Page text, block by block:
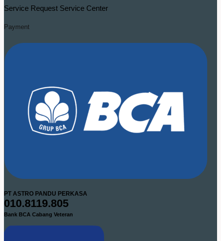
Service Request Service Center
Payment
PT ASTRO PANDU PERKASA
010.8119.805
Bank BCA Cabang Veteran